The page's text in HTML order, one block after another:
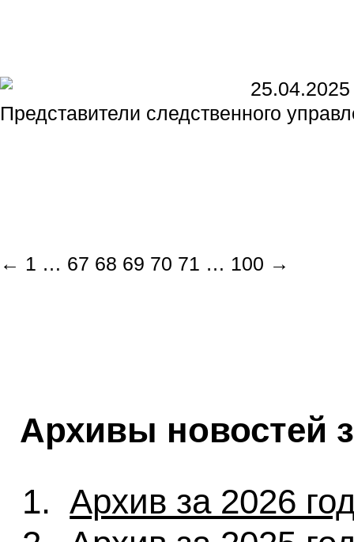
25.04.2025
Представители следственного
← 1 … 67 68 69 70 71 … 100 →
Архивы новостей
Архив за 2026